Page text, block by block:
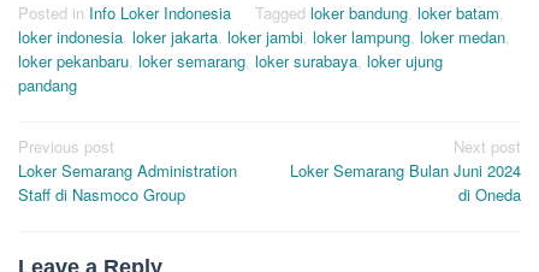
Posted in Info Loker Indonesia Tagged loker bandung, loker batam,
loker indonesia, loker jakarta, loker jambi, loker lampung, loker medan,
loker pekanbaru, loker semarang, loker surabaya, loker ujung
pandang
Post
navigation
Previous post
Loker Semarang Administration
Staff di Nasmoco Group
Next post
Loker Semarang Bulan Juni 2024
di Oneda
Leave a Reply